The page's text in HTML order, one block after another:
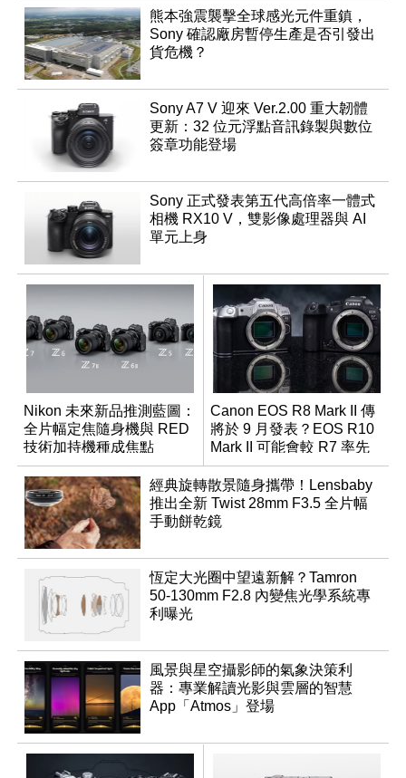
熊本強震襲擊全球感光元件重鎮，
Sony 確認廠房暫停生產是否引發出
貨危機？
Sony A7 V 迎來 Ver.2.00 重大韌體
更新：32 位元浮點音訊錄製與數位
簽章功能登場
Sony 正式發表第五代高倍率一體式
相機 RX10 V，雙影像處理器與 AI
單元上身
Nikon 未來新品推測藍圖：
全片幅定焦隨身機與 RED
技術加持機種成焦點
Canon EOS R8 Mark II 傳
將於 9 月發表？EOS R10
Mark II 可能會較 R7 率先
推出
經典旋轉散景隨身攜帶！Lensbaby
推出全新 Twist 28mm F3.5 全片幅
手動餅乾鏡
恆定大光圈中望遠新解？Tamron
50-130mm F2.8 內變焦光學系統專
利曝光
風景與星空攝影師的氣象決策利
器：專業解讀光影與雲層的智慧
App「Atmos」登場